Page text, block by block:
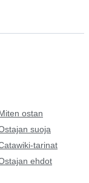
ostan
suoja
tarinat
ehdot